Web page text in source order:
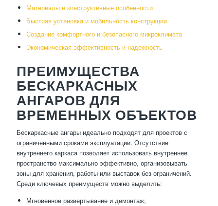
Материалы и конструктивные особенности
Быстрая установка и мобильность конструкции
Создание комфортного и безопасного микроклимата
Экономическая эффективность и надежность
ПРЕИМУЩЕСТВА
БЕСКАРКАСНЫХ
АНГАРОВ ДЛЯ
ВРЕМЕННЫХ ОБЪЕКТОВ
Бескаркасные ангары идеально подходят для проектов с
ограниченными сроками эксплуатации. Отсутствие
внутреннего каркаса позволяет использовать внутреннее
пространство максимально эффективно, организовывать
зоны для хранения, работы или выставок без ограничений.
Среди ключевых преимуществ можно выделить:
Мгновенное развертывание и демонтаж;